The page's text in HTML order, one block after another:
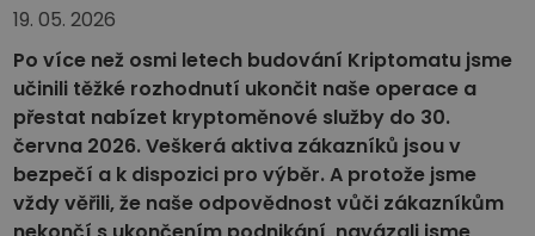
Spořte si krypto pro svou budoucnost
Opakovaný nákup
Pravidelné investice („DCA“)
Upozornění na cenu
Aktualizace cen vašich oblíbených tokenů v reálném čase
Objevte aktiva
Objevte investiční příležitosti
19. 05. 2026
Po více než osmi letech budování Kriptomatu jsme
učinili těžké rozhodnutí ukončit naše operace a
přestat nabízet kryptoměnové služby do 30.
června 2026. Veškerá aktiva zákazníků jsou v
bezpečí a k dispozici pro výběr. A protože jsme
vždy věřili, že naše odpovědnost vůči zákazníkům